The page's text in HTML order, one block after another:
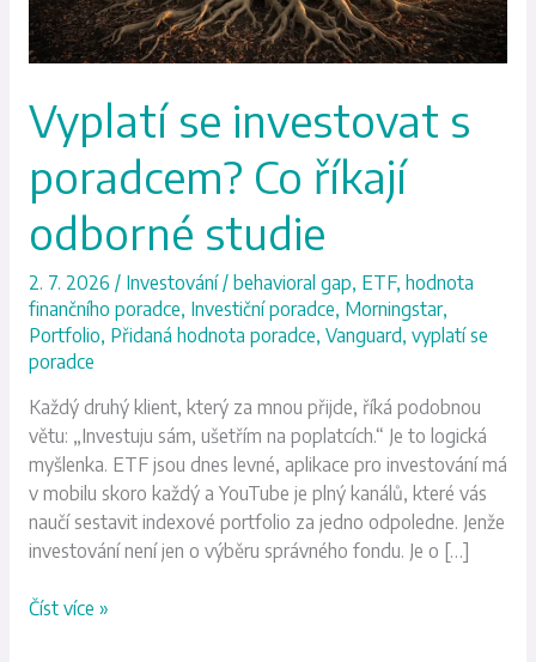
Vyplatí se investovat s
poradcem? Co říkají
odborné studie
2. 7. 2026 / Investování/ behavioral gap, ETF, hodnota
finančního poradce, Investiční poradce, Morningstar,
Portfolio, Přidaná hodnota poradce, Vanguard, vyplatí se
poradce
Každý druhý klient, který za mnou přijde, říká podobnou
větu: „Investuju sám, ušetřím na poplatcích.“ Je to logická
myšlenka. ETF jsou dnes levné, aplikace pro investování má
v mobilu skoro každý a YouTube je plný kanálů, které vás
naučí sestavit indexové portfolio za jedno odpoledne. Jenže
investování není jen o výběru správného fondu. Je o […]
odborné
studie
Číst více »